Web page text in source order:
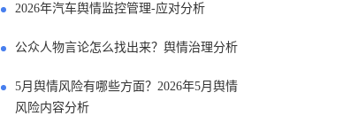
2026年汽车舆情监控管理-应对分析
公众人物言论怎么找出来？舆情治理分析
5月舆情风险有哪些方面？2026年5月舆情
风险内容分析